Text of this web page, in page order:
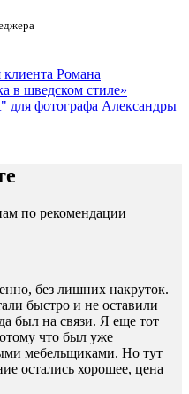
Романа
в шведском стиле»
для фотографа Александры
по рекомендации
без лишних накруток.
быстро и не оставили
был на связи. Я еще тот
что был уже
мебельщиками. Но тут
остались хорошее, цена